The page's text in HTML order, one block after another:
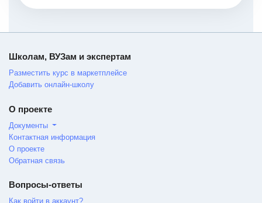
Школам, ВУЗам и экспертам
Разместить курс в маркетплейсе
Добавить онлайн-школу
О проекте
Документы
Контактная информация
О проекте
Обратная связь
Вопросы-ответы
Как войти в аккаунт?